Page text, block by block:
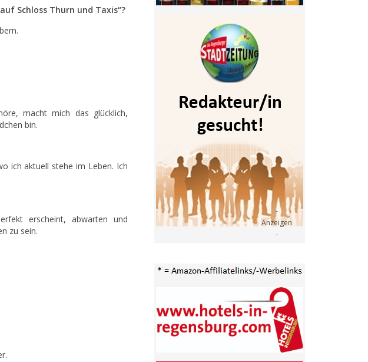
Schloss Thurn und Taxis“?
macht mich das glücklich,
bin.
ich aktuell stehe im Leben. Ich
erscheint, abwarten und
zu sein.